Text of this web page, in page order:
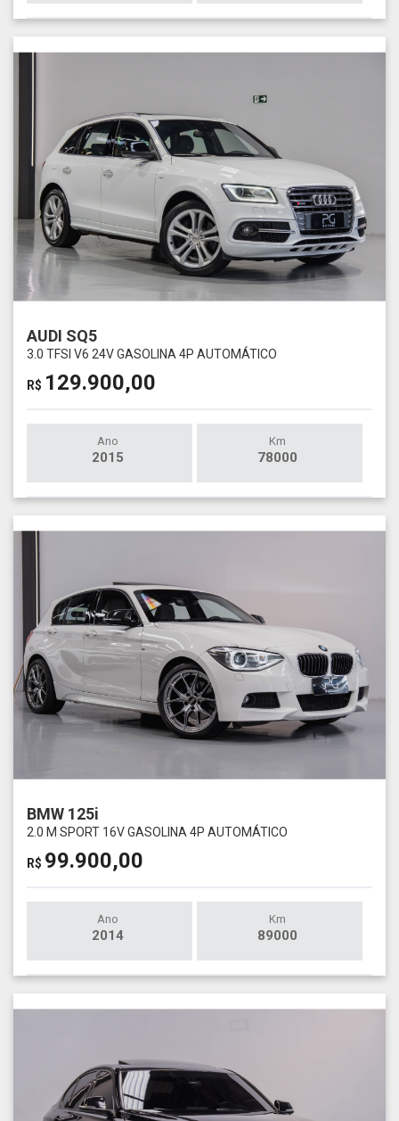
AUDI SQ5
3.0 TFSI V6 24V GASOLINA 4P AUTOMÁTICO
R$ 129.900,00
Ano
2015
Km
78000
BMW 125i
2.0 M SPORT 16V GASOLINA 4P AUTOMÁTICO
R$ 99.900,00
Ano
2014
Km
89000